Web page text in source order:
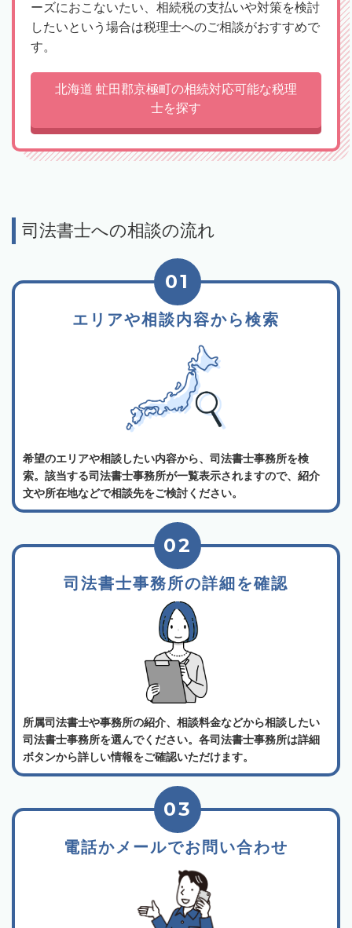
ーズにおこないたい、相続税の支払いや対策を検討
したいという場合は税理士へのご相談がおすすめで
す。
北海道 虻田郡京極町の相続対応可能な税理
士を探す
司法書士への相談の流れ
エリアや相談内容から検索
01
希望のエリアや相談したい内容から、司法書士事務所を検
索。該当する司法書士事務所が一覧表示されますので、紹介
文や所在地などで相談先をご検討ください。
司法書士事務所の詳細を確認
02
所属司法書士や事務所の紹介、相談料金などから相談したい
司法書士事務所を選んでください。各司法書士事務所は詳細
ボタンから詳しい情報をご確認いただけます。
電話かメールでお問い合わせ
03